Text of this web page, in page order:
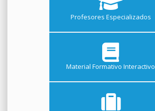
Profesores Especializados
Material Formativo Interactivo